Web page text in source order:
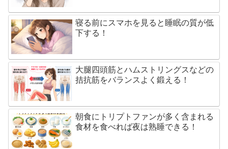
寝る前にスマホを見ると睡眠の質が低
下する！
大腿四頭筋とハムストリングスなどの
拮抗筋をバランスよく鍛える！
朝食にトリプトファンが多く含まれる
食材を食べれば夜は熟睡できる！